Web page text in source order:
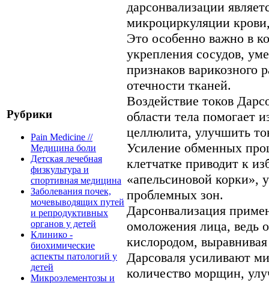
Рубрики
Pain Medicine //
Медицина боли
Детская лечебная
физкультура и
спортивная медицина
Заболевания почек,
мочевыводящих путей
и репродуктивных
органов у детей
Клинико -
биохимические
аспекты патологий у
детей
Микроэлементозы и
дарсонвализации
микроциркуляции
Это особенно важно в
укрепления сосудов,
признаков варикозного
отечности тканей.
Воздействие токов
области тела помогает
целлюлита, улучшить
Усиление обменных
клетчатке приводит к
«апельсиновой
проблемных зон.
Дарсонвализация
омоложения лица, ведь
кислородом,
Дарсоваля усиливают
количество морщин,